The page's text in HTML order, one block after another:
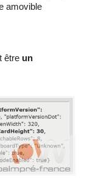
amovible
être un